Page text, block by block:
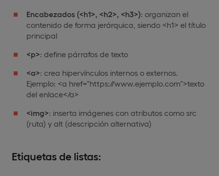
Encabezados (<h1>, <h2>, <h3>): organizan el
contenido de forma jerárquica, siendo <h1> el título
principal
<p>: define párrafos de texto
<a>: crea hipervínculos internos o externos.
Ejemplo: <a href="https://www.ejemplo.com">texto
del enlace</a>
<img>: inserta imágenes con atributos como src
(ruta) y alt (descripción alternativa)
Etiquetas de listas: